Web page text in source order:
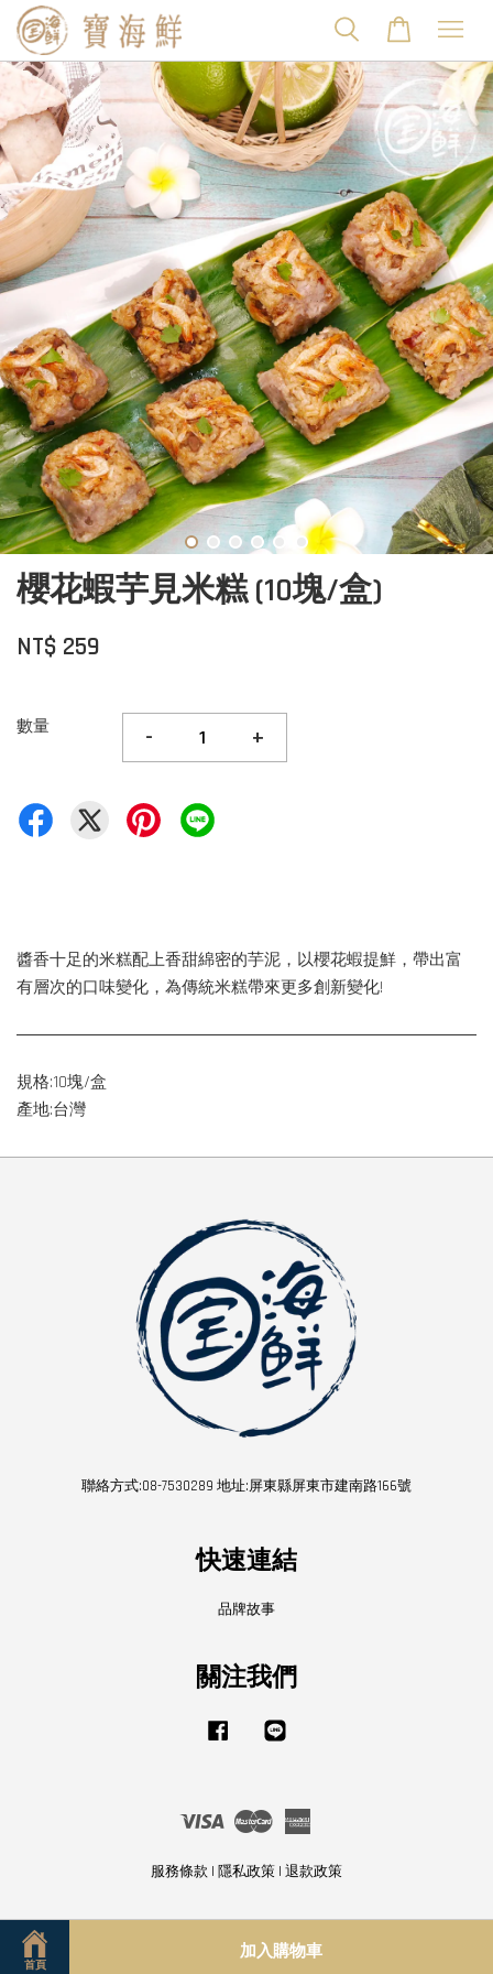
櫻花蝦芋見米糕 (10塊/盒)
NT$ 259
數量 - +
首頁
加入購物車
醬香十足的米糕配上香甜綿密的芋泥，以櫻花蝦提鮮，帶出富
有層次的口味變化，為傳統米糕帶來更多創新變化!
規格:10塊/盒
產地:台灣
聯絡方式:08-7530289 地址:屏東縣屏東市建南路166號
快速連結
品牌故事
關注我們
Facebook
Visa Master
服務條款 | 隱私政策 | 退款政策